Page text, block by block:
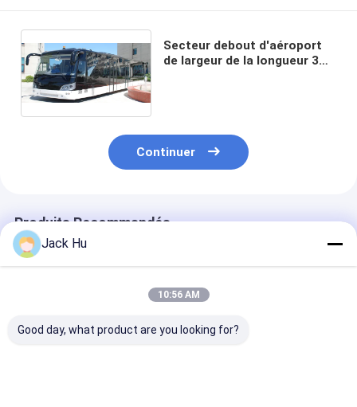
Secteur debout d'aéroport
de largeur de la longueur 3m
Continuer
Produits Recommandés
Jack Hu
10:56 AM
Good day, what product are you looking for?